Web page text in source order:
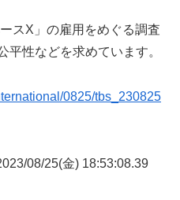
スX」の雇用をめぐる調査
平性などを求めています。
0825/tbs_230825
08/25(金) 18:53:08.39